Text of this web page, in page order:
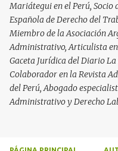
Mariátegui en el Perú, Socio
Española de Derecho del
Miembro de la Asociación
Administrativo, Articulista
Gaceta Jurídica del Diario
Colaborador en la Revista
del Perú, Abogado
Administrativo y Derecho